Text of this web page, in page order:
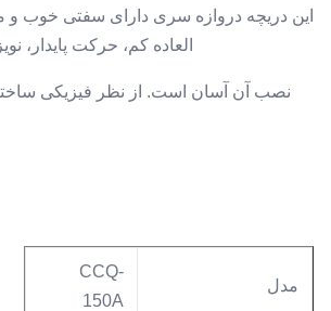
این دریچه دروازه سری دارای سفتی خوب و
العاده کم، حرکت پایدار،
نصب آن آسان است. از نظر فیزیکی
مدل
CCQ-
150A